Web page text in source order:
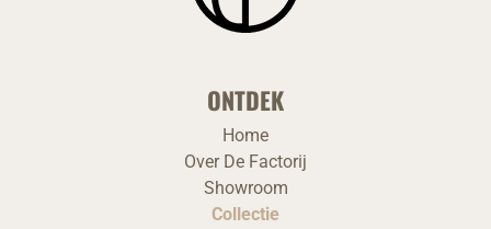
ONTDEK
Home
Over De Factorij
Showroom
Collectie